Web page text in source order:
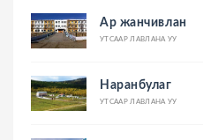
Ар жанчивлан
УТСААР ЛАВЛАНА УУ
Наранбулаг
УТСААР ЛАВЛАНА УУ